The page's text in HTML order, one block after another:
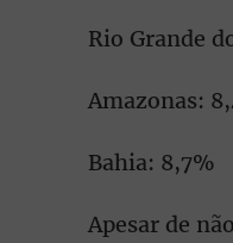
Rio Grande
Amazonas:
Bahia: 8,7%
Apesar de